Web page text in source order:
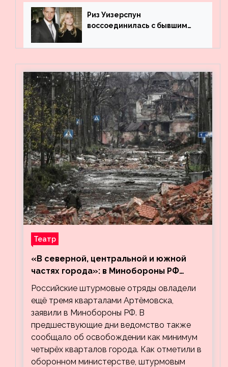
Риз Уизерспун
воссоединилась с бывшим
Театр
«В северной, центральной и южной
частях города»: в Минобороны РФ
заявили об освобождении ещё трёх
кварталов Артёмовска
Российские штурмовые отряды овладели
ещё тремя кварталами Артёмовска,
заявили в Минобороны РФ. В
предшествующие дни ведомство также
сообщало об освобождении как минимум
четырёх кварталов города. Как отметили в
оборонном министерстве, штурмовым